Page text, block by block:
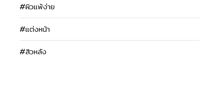
#ผิวแพ้ง่าย
#แต่งหน้า
#สิวหลัง